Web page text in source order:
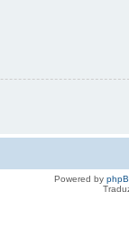
Powered by